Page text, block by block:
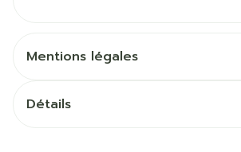
Mentions légales
Détails